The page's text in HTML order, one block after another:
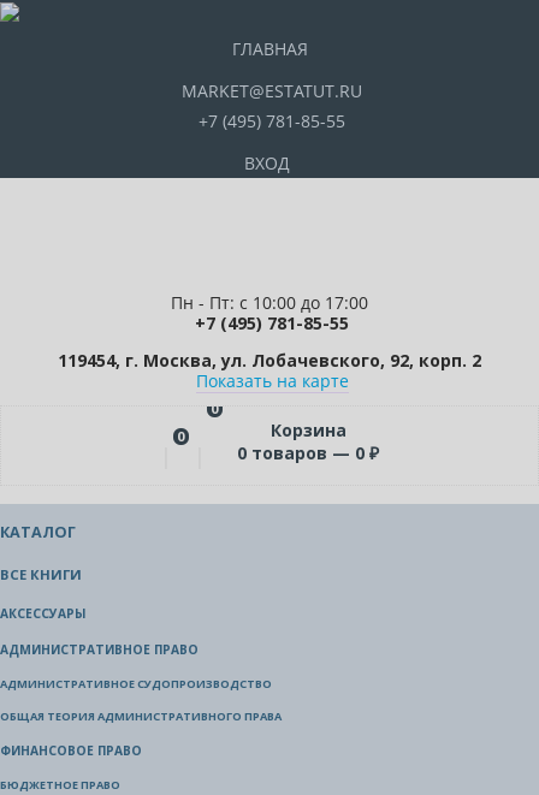
ГЛАВНАЯ
MARKET@ESTATUT.RU
+7 (495) 781-85-55
ВХОД
Пн - Пт: с 10:00 до 17:00
+7 (495) 781-85-55
119454, г. Москва, ул. Лобачевского, 92, корп. 2
Показать на карте
0
0
Корзина
0 товаров — 0 ₽
КАТАЛОГ
ВСЕ КНИГИ
АКСЕССУАРЫ
АДМИНИСТРАТИВНОЕ ПРАВО
АДМИНИСТРАТИВНОЕ СУДОПРОИЗВОДСТВО
ОБЩАЯ ТЕОРИЯ АДМИНИСТРАТИВНОГО ПРАВА
ФИНАНСОВОЕ ПРАВО
БЮДЖЕТНОЕ ПРАВО